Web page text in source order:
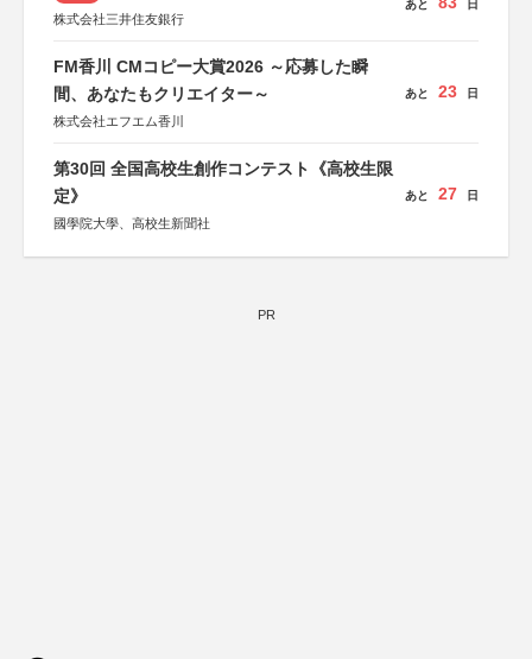
株式会社三井住友銀行
あと 日
FM香川 CMコピー大賞2026 ～応募した瞬
間、あなたもクリエイター～
株式会社エフエム香川
あと 23 日
第30回 全国高校生創作コンテスト《高校生限
定》
國學院大學、高校生新聞社
あと 27 日
PR